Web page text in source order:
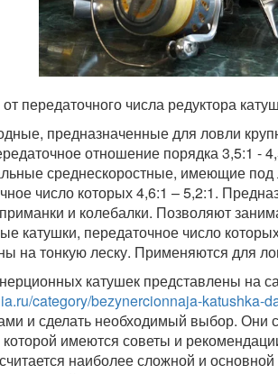
передаточного числа редуктора
предназначенные для ловли
отношение порядка 3,5:1 -
среднескоростные, имеющие
число которых 4,6:1 – 5,2:1.
и колебалки. Позволяют
катушки, передаточное число
на тонкую леску. Применяются для
катушек представлены на
category/bezynercionnaja-katushka-
и сделать необходимый выбор. Они
которой имеются советы и
наиболее сложной и